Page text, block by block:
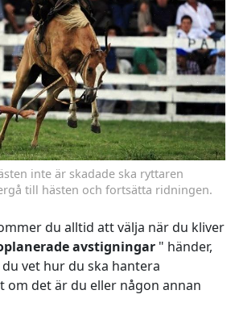
inte är skadade ska ryttaren
till hästen och fortsätta ridningen.
du alltid att välja när du kliver
avstigningar " händer,
vet hur du ska hantera
om det är du eller någon annan